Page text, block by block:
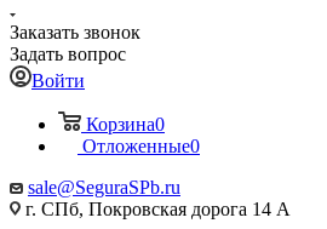
Заказать звонок
Задать вопрос
Войти
Корзина0
Отложенные0
sale@SeguraSPb.ru
г. СПб, Покровская дорога 14 А